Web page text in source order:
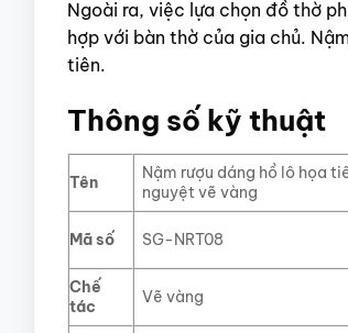
Ngoài ra, việc lựa chọn đồ thờ
hợp với bàn thờ của gia chủ.
tiên.
Thông số kỹ thuật
Tên
Nậm rượu dáng hồ lô họa
nguyệt vẽ vàng
Mã số SG-NRT08
Chế
tác
Vẽ vàng